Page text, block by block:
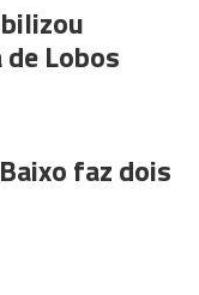
Lobos
faz dois